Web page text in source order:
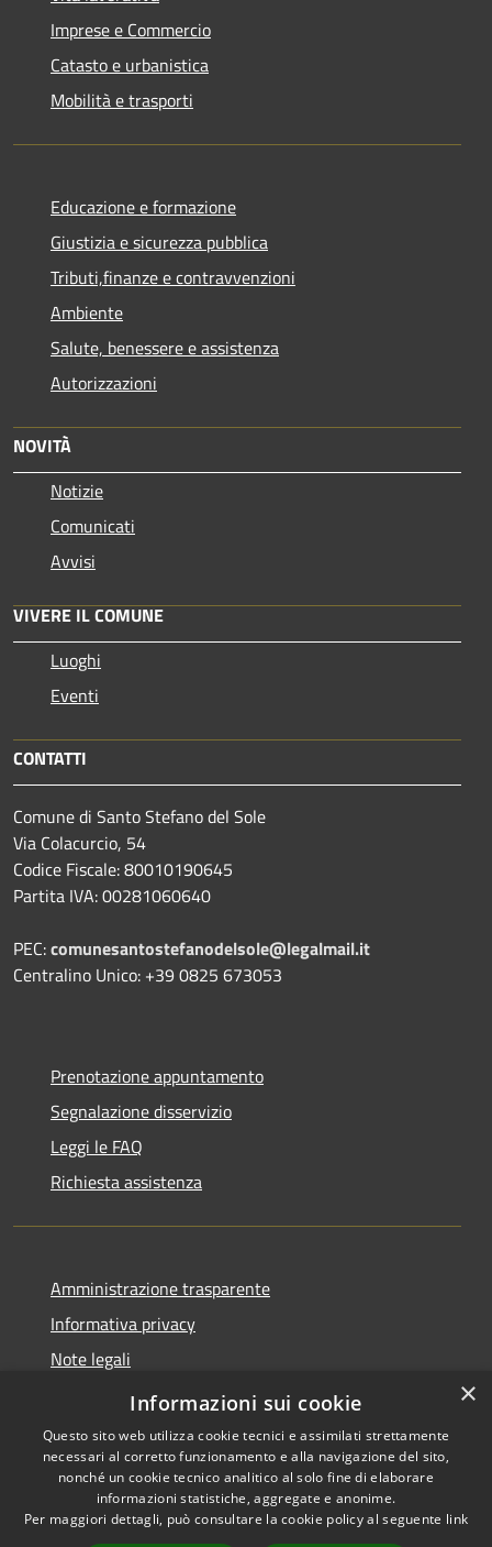
Imprese e Commercio
Catasto e urbanistica
Mobilità e trasporti
Educazione e formazione
Giustizia e sicurezza pubblica
Tributi,finanze e contravvenzioni
Ambiente
Salute, benessere e assistenza
Autorizzazioni
NOVITÀ
Notizie
Comunicati
Avvisi
VIVERE IL COMUNE
Luoghi
Eventi
CONTATTI
Comune di Santo Stefano del Sole
Via Colacurcio, 54
Codice Fiscale: 80010190645
Partita IVA: 00281060640
PEC:comunesantostefanodelsole@legalmail.it
Centralino Unico: +39 0825 673053
Prenotazione appuntamento
Segnalazione disservizio
Leggi le FAQ
Richiesta assistenza
Amministrazione trasparente
Informativa privacy
Note legali
Dichiarazione di accessibilità
Accessibilità
Copyright © 2026 • Comune di
Santo Stefano del Sole •
×
Informazioni sui cookie
Questo sito web utilizza cookie tecnici e assimilati strettamente
necessari al corretto funzionamento e alla navigazione del sito,
nonché un cookie tecnico analitico al solo fine di elaborare
informazioni statistiche, aggregate e anonime.
Per maggiori dettagli, può consultare la cookie policy al seguente link